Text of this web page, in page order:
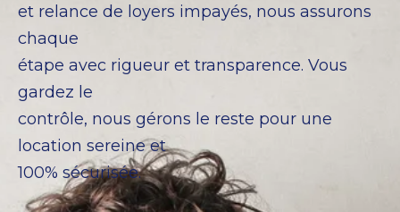
et relance de loyers impayés, nous assurons
chaque
étape avec rigueur et transparence. Vous
gardez le
contrôle, nous gérons le reste pour une
location sereine et
100% sécurisée.